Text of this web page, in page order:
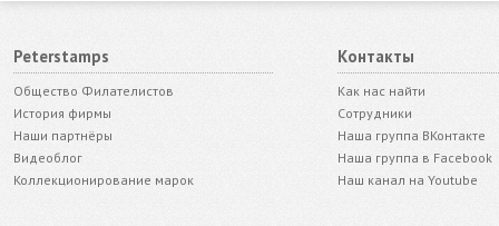
Peterstamps
Общество Филателистов
История фирмы
Наши партнёры
Видеоблог
Коллекционирование марок
Контакты
Как нас найти
Сотрудники
Наша группа ВКонтакте
Наша группа в Facebook
Наш канал на Youtube